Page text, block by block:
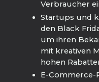
Verbraucher
Startups und
den Black
um ihren
mit kreativen
hohen
E-Commerce-